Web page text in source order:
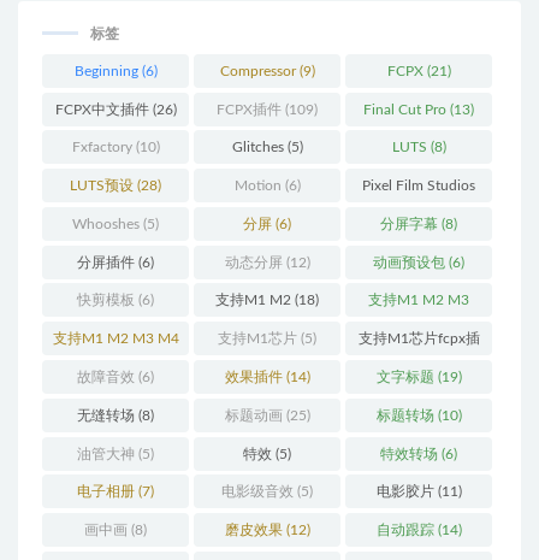
标签
Beginning(6) Compressor(9) FCPX(21)
FCPX中文插件(26) FCPX插件 (109) Final Cut Pro (13)
Fxfactory(10) Glitches(5) LUTS (8)
LUTS预设 (28) Motion (6) Pixel Film Studios
(11)
Whooshes (5) 分屏 (6) 分屏字幕 (8)
分屏插件 (6) 动态分屏(12) 动画预设包 (6)
快剪模板 (6) 支持M1 M2 (18) 支持M1 M2 M3
(25)
支持M1 M2 M3 M4
(25)
支持M1芯片 (5) 支持M1芯片fcpx插
件(460)
故障音效 (6) 效果插件(14) 文字标题 (19)
无缝转场 (8) 标题动画(25) 标题转场 (10)
油管大神 (5) 特效 (5) 特效转场 (6)
电子相册 (7) 电影级音效 (5) 电影胶片(11)
画中画 (8) 磨皮效果(12) 自动跟踪(14)